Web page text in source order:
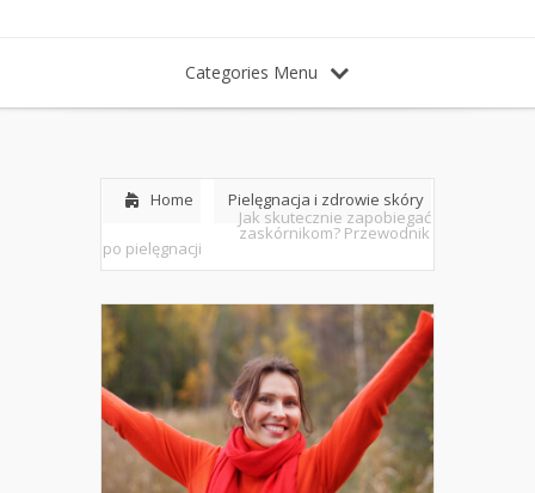
Categories Menu
Home
Pielęgnacja i zdrowie skóry
Jak skutecznie zapobiegać
zaskórnikom? Przewodnik
po pielęgnacji